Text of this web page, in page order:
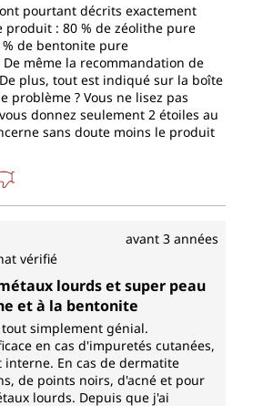
pourtant décrits exactement
produit : 80 % de zéolithe pure
de bentonite pure
même la recommandation de
plus, tout est indiqué sur la boîte
problème ? Vous ne lisez pas
donnez seulement 2 étoiles au
sans doute moins le produit
avant 3 années
sur 5 étoiles
vérifié
lourds et super peau
et à la bentonite
simplement génial.
en cas d'impuretés cutanées,
interne. En cas de dermatite
de points noirs, d'acné et pour
lourds. Depuis que j'ai